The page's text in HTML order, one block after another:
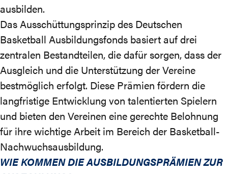
ausbilden.
Das Ausschüttungsprinzip des Deutschen
Basketball Ausbildungsfonds basiert auf drei
zentralen Bestandteilen, die dafür sorgen, dass der
Ausgleich und die Unterstützung der Vereine
bestmöglich erfolgt. Diese Prämien fördern die
langfristige Entwicklung von talentierten Spielern
und bieten den Vereinen eine gerechte Belohnung
für ihre wichtige Arbeit im Bereich der Basketball-
Nachwuchsausbildung.
WIE KOMMEN DIE AUSBILDUNGSPRÄMIEN ZUR